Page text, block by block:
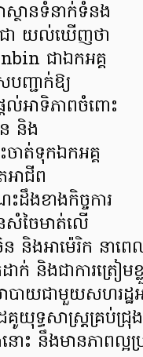
ថានទំនាក់ទំនង
ពុជា យល់ឃើញថា
ជាឯកអគ្គ
បញ្ជាក់ឱ្យ
ល់អាទិភាពចំពោះ
ន និង
ចាត់ទុកឯកអគ្គ
អាជីព
ដឹងខាងកិច្ចការ
សំចៃមាត់លើ
និងអាម៉េរិក នាពេ
ក់ និងជាការត្រៀម
បាយជាមួយសហរដ្ឋអ
យុទ្ធសាស្រ្តគ្រប់ជ្
ោះ នឹងមានភាពល្អ